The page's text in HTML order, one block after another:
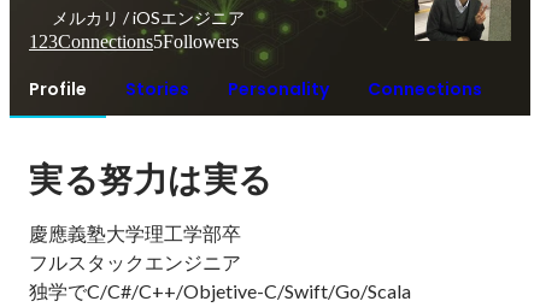
メルカリ / iOSエンジニア
123Connections5Followers
Profile Stories Personality Connections
実る努力は実る
慶應義塾大学理工学部卒
フルスタックエンジニア
独学でC/C#/C++/Objetive-C/Swift/Go/Scala